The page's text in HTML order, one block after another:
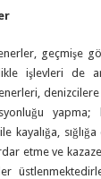
geçmişe
işlevleri de
yapma;
kayalığa,
etme ve